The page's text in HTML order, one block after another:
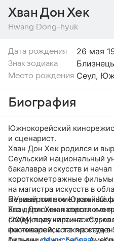
Хван Дон Хек
Hwang Dong-hyuk
Дата рождения 26 мая
Знак зодиака
Место рождения Сеул,
Биография
Южнокорейский
и сценарист.
Хван Дон Хек родился и
Сеульский национальный
бакалавра искусств и
короткометражные
на магистра искусств в
в Университете Южной
Его дипломная
(2004) получила
фестивалей, а также
Первый полнометражный
Хван Дон Хек написал и
следующая картина
южнокорейского проката в